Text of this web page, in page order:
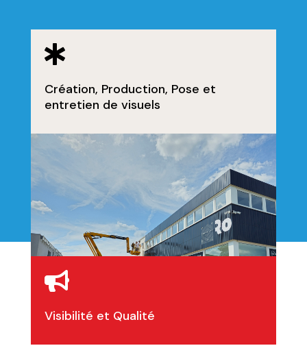

Création, Production, Pose et
entretien de visuels

Visibilité et Qualité